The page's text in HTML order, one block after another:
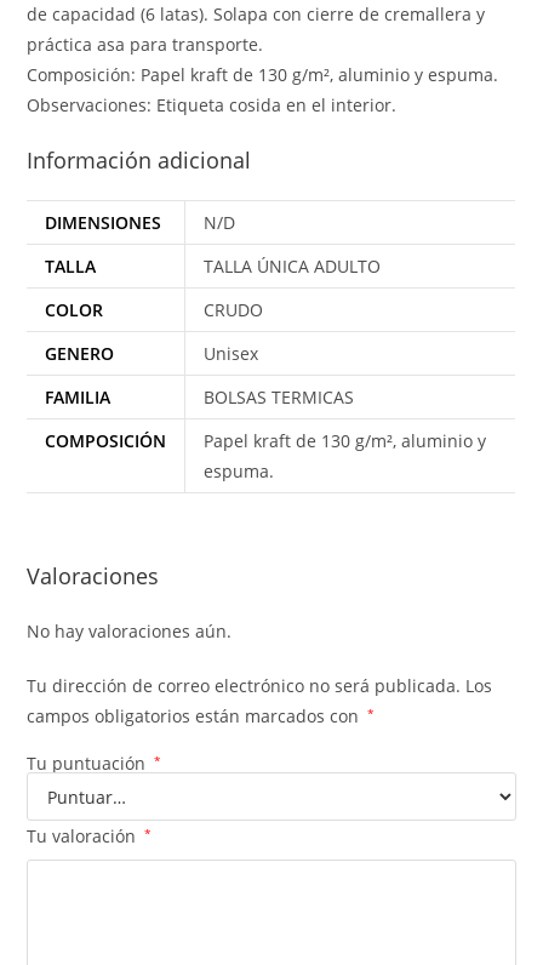
de capacidad (6 latas). Solapa con cierre de cremallera y
práctica asa para transporte.
Composición: Papel kraft de 130 g/m², aluminio y espuma.
Observaciones: Etiqueta cosida en el interior.
Información adicional
DIMENSIONES
N/D
TALLA
TALLA ÚNICA ADULTO
COLOR
CRUDO
GENERO
Unisex
FAMILIA
BOLSAS TERMICAS
COMPOSICIÓN
Papel kraft de 130 g/m², aluminio y
espuma.
Valoraciones
No hay valoraciones aún.
Tu dirección de correo electrónico no será publicada. Los
campos obligatorios están marcados con
*
Tu puntuación *
Tu valoración *